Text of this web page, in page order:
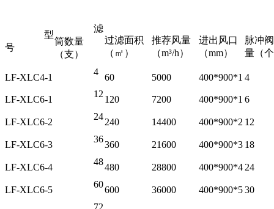
型
号
滤
筒数量
（支）
过滤面积
（㎡）
推荐风量
（m³/h）
进出风口
（mm）
脉冲
量（
LF-XLC4-1
4
60 5000 400*900*1 4
LF-XLC6-1
12
120 7200 400*900*1 6
LF-XLC6-2
24
240 14400 400*900*2 12
LF-XLC6-3
36
360 21600 400*900*3 18
LF-XLC6-4
48
480 28800 400*900*4 24
LF-XLC6-5
60
600 36000 400*900*530
72